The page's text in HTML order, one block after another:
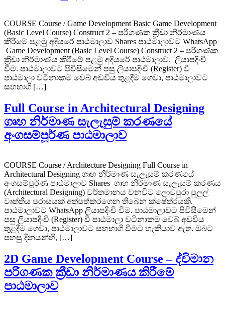
COURSE Course / Game Development Basic Game Development
(Basic Level Course) Construct 2 – පරිගණක ක්‍රීඩා නිර්මාණය
කිරීමේ පළමු අදියරේ පාඨමාලාව Shares පාඨමාලාවට WhatsApp
Game Development (Basic Level Course) Construct 2 – පරිගණක
ක්‍රීඩා නිර්මාණය කිරීමේ පළමු අදියරේ පාඨමාලාව. ලියාපදිංචි
වීම. පාඨමාලාවට පිවිසීමෙන් පසු ලියාපදිංචි (Register) වී
පාඨමාලා වටිනාකම වෙබ් අඩවිය තුළදීම ගෙවා, පාඨමාලාවට
සහභාගි […]
Full Course in Architectural Designing
ගෘහ නිර්මාණ සැලැසුම් කරණයේ
අංගසම්පූර්ණ පාඨමාලාව
COURSE Course / Architecture Designing Full Course in
Architectural Designing ගෘහ නිර්මාණ සැලැසුම් කරණයේ
අංගසම්පූර්ණ පාඨමාලාව Shares ගෘහ නිර්මාණ සැලැසුම් කරණය
(Architectural Designing) වර්තමානය වනවිට ලොවපුරා පුලුල්
වෘත්තීය පරාසයක් අත්පත්කරගෙන තිබෙන ක්ෂේත්රයකි.
පාඨමාලාවට WhatsApp ලියාපදිංචි වීම. පාඨමාලාවට පිවිසීමෙන්
පසු ලියාපදිංචි (Register) වී පාඨමාලා වටිනාකම වෙබ් අඩවිය
තුළදීම ගෙවා, පාඨමාලාවට සහභාගි වීමට හැකියාව ඇත. ඔබට
පහසු දිනයන්හි, […]
2D Game Development Course – ද්විමාන
පරිගණක ක්‍රීඩා නිර්මාණය කිරීමේ
පාඨමාලාව